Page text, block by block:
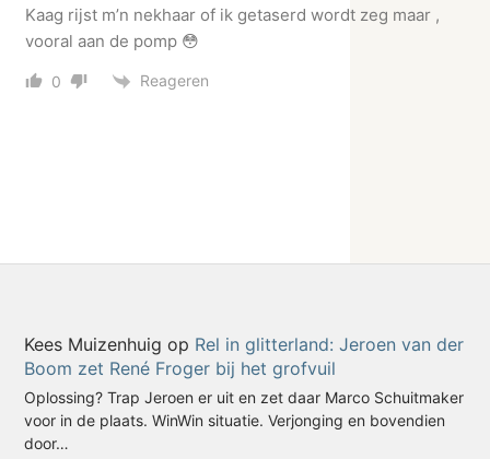
Kaag rijst m’n nekhaar of ik getaserd wordt zeg maar ,
vooral aan de pomp 😳
0 Reageren
Kees Muizenhuig op Rel in glitterland: Jeroen van der
Boom zet René Froger bij het grofvuil
Oplossing? Trap Jeroen er uit en zet daar Marco Schuitmaker
voor in de plaats. WinWin situatie. Verjonging en bovendien
door…